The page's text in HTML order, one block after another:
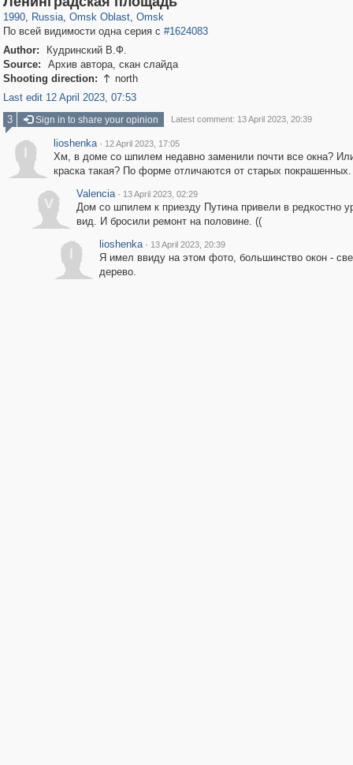
1990, Russia, Omsk Oblast, Omsk
По всей видимости одна серия с #1624083
Author:
Кудринский В.Ф.
Source:
Архив автора, скан слайда
Shooting direction:  north
Last edit 12 April 2023, 07:53
3
Sign in to share your opinion Latest comment: 13 April 2023, 20:39
lioshenka · 12 April 2023, 17:05
Хм, в доме со шпилем недавно заменили почти все окна?
краска такая? По форме отличаются от старых покрашенных.
V
Valencia · 13 April 2023, 02:29
Дом со шпилем к приезду Путина привели в редкостно
вид. И бросили ремонт на половине. ((
lioshenka · 13 April 2023, 20:39
Я имел ввиду на этом фото, большинство окон -
дерево.